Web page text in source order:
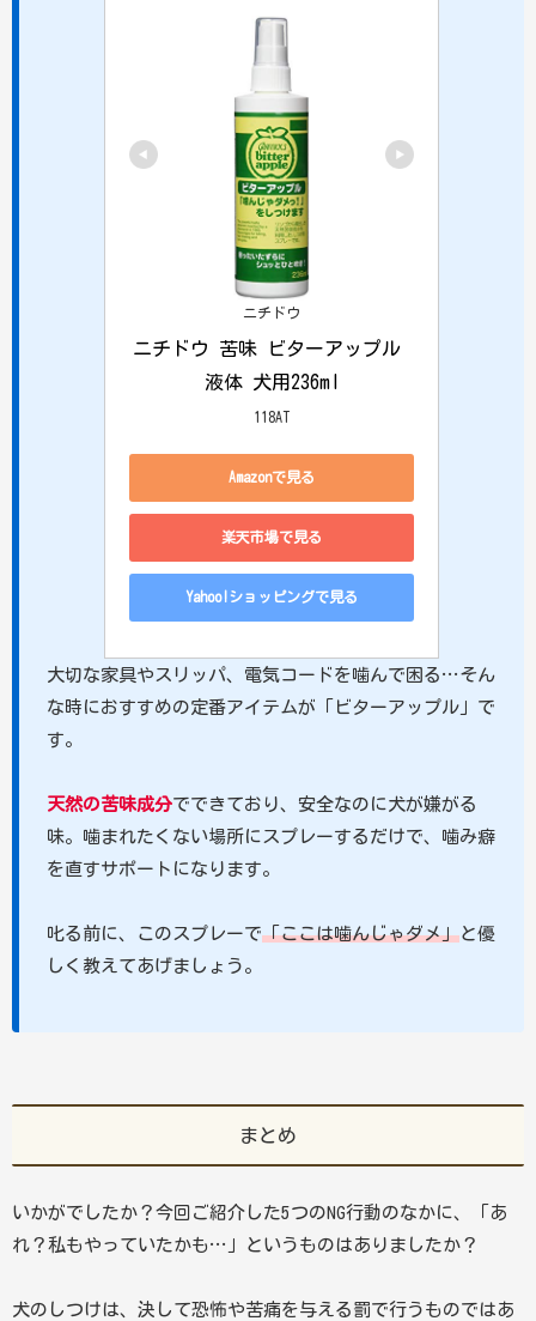
ニチドウ
ニチドウ 苦味 ビターアップル
液体 犬用236ml
118AT
Amazonで見る
楽天市場で見る
Yahoo!ショッピングで見る
大切な家具やスリッパ、電気コードを噛んで困る…そん
な時におすすめの定番アイテムが「ビターアップル」で
す。
天然の苦味成分でできており、安全なのに犬が嫌がる
味。噛まれたくない場所にスプレーするだけで、噛み癖
を直すサポートになります。
叱る前に、このスプレーで「ここは噛んじゃダメ」と優
しく教えてあげましょう。
まとめ
いかがでしたか？今回ご紹介した5つのNG行動のなかに、「あ
れ？私もやっていたかも…」というものはありましたか？
犬のしつけは、決して恐怖や苦痛を与える罰で行うものではあ